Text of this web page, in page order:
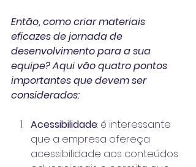
Então, como criar materiais
eficazes de jornada de
desenvolvimento para a sua
equipe? Aqui vão quatro pontos
importantes que devem ser
considerados:
Acessibilidade: é interessante
que a empresa ofereça
acessibilidade aos conteúdos